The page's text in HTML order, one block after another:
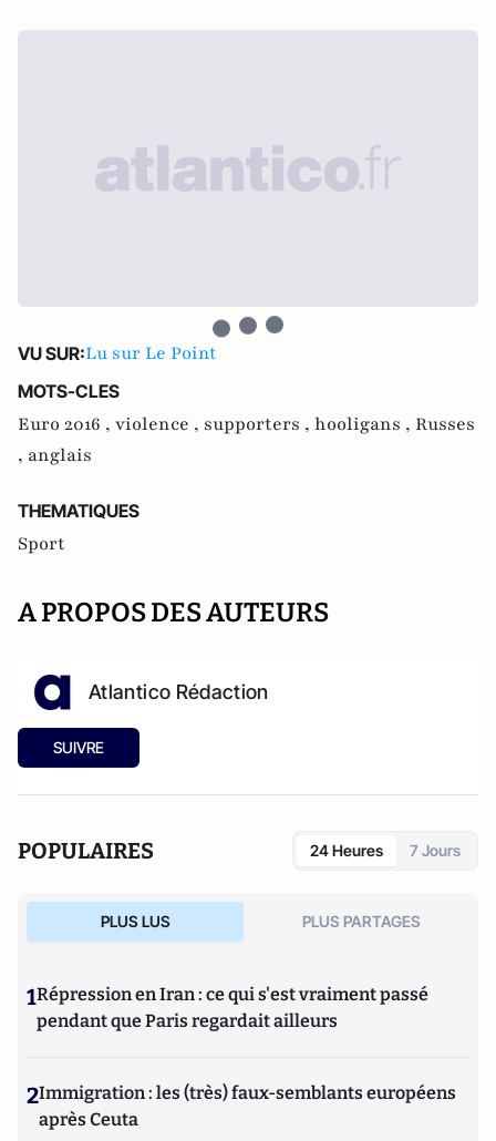
VU SUR:Lu sur Le Point
MOTS-CLES
Euro 2016 , violence , supporters , hooligans , Russes
, anglais
THEMATIQUES
Sport
A PROPOS DES AUTEURS
Atlantico Rédaction
SUIVRE
POPULAIRES 24 Heures 7 Jours
PLUS LUS PLUS PARTAGES
1Répression en Iran : ce qui s'est vraiment passé
pendant que Paris regardait ailleurs
2Immigration : les (très) faux-semblants européens
après Ceuta